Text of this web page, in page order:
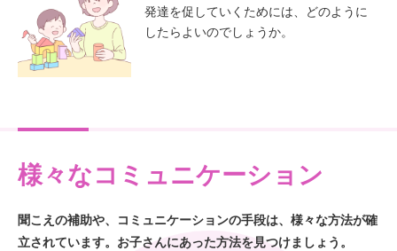
発達を促していくためには、どのように
したらよいのでしょうか。
様々なコミュニケーション
聞こえの補助や、コミュニケーションの手段は、 様々な方法が確
立されています。 お子さんにあった方法を見つけましょう。